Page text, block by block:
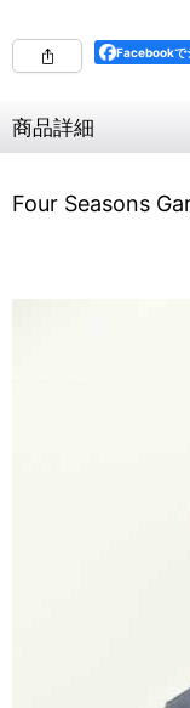
Facebookで
商品詳細
Four Seasons